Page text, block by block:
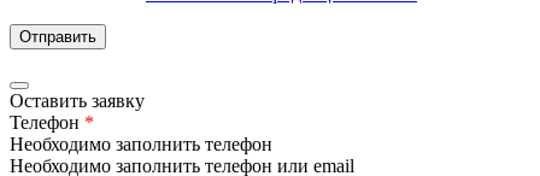
Отправить
Оставить заявку
Телефон *
Необходимо заполнить телефон
Необходимо заполнить телефон или email